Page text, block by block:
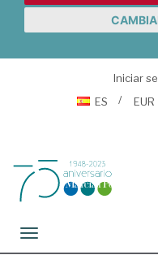
Iniciar
ES
EUR
Toggle navigation